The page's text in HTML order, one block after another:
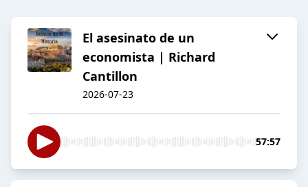
El asesinato de un
economista | Richard
Cantillon
2026-07-23
57:57